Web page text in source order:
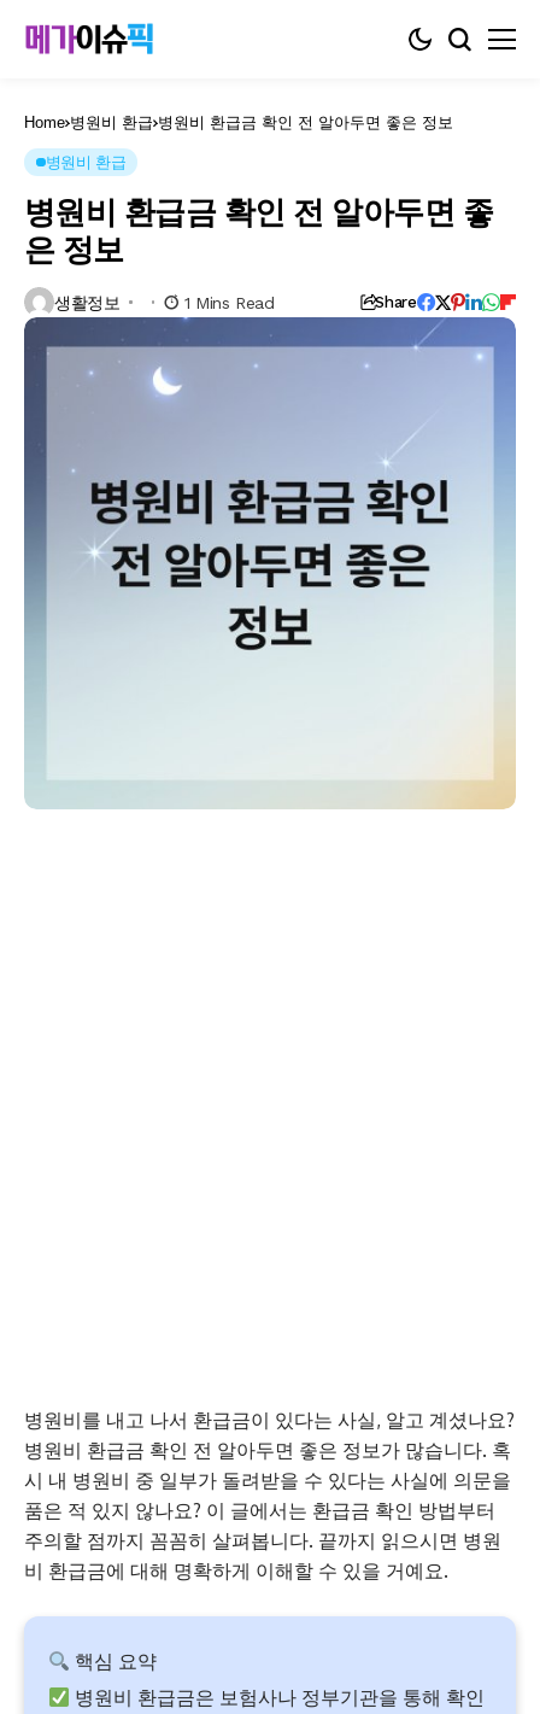
Home 병원비 환급 병원비 환급금 확인 전 알아두면 좋은 정보
병원비 환급
병원비 환급금 확인 전 알아두면 좋
은 정보
생활정보 1 Mins Read Share
병원비를 내고 나서 환급금이 있다는 사실, 알고 계셨나요?
병원비 환급금 확인 전 알아두면 좋은 정보가 많습니다. 혹
시 내 병원비 중 일부가 돌려받을 수 있다는 사실에 의문을
품은 적 있지 않나요? 이 글에서는 환급금 확인 방법부터
주의할 점까지 꼼꼼히 살펴봅니다. 끝까지 읽으시면 병원
비 환급금에 대해 명확하게 이해할 수 있을 거예요.
핵심 요약
병원비 환급금은 보험사나 정부기관을 통해 확인